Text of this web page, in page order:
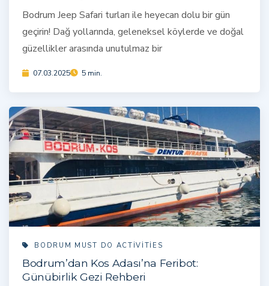
Bodrum Jeep Safari turları ile heyecan dolu bir gün
geçirin! Dağ yollarında, geleneksel köylerde ve doğal
güzellikler arasında unutulmaz bir
07.03.2025 5 min.
BODRUM MUST DO ACTIVITIES
Bodrum’dan Kos Adası’na Feribot:
Günübirlik Gezi Rehberi